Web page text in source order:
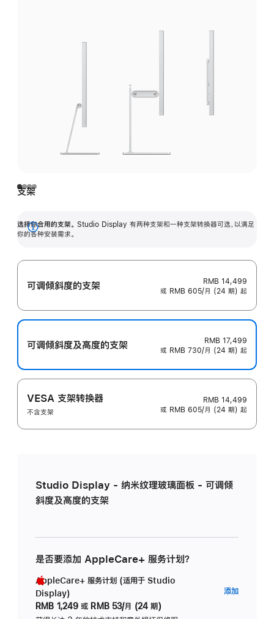
支架
选择你合用的支架。 Studio Display 有两种支架和一种支架转换器可选，以满足
你的各种安装需求。
展
可调倾斜度的支架
RMB 14,499
或 RMB 605/月 (24 期) 起
可调倾斜度及高‍度的支‍架
RMB 17,499
或 RMB 730/月 (24 期) 起
VESA 支架转换器
不含支架
RMB 14,499
或 RMB 605/月 (24 期) 起
Studio Display - 纳米纹理玻璃面板 - 可调倾
斜度及高度的支架
是否要添加 AppleCare+ 服务计划？
AppleCare+ 服务计划 (适用于 Studio
Display)
RMB 1,249 或 RMB 53/月 (24 期)
添加